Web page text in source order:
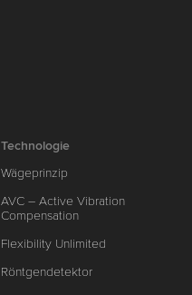
Technologie
Wägeprinzip
AVC – Active Vibration
Compensation
Flexibility Unlimited
Röntgendetektor